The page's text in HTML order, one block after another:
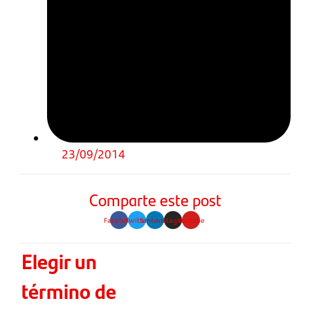
23/09/2014
Comparte este post
FacebookTwitterLinkedinInstagramYoutube
Elegir un
término de